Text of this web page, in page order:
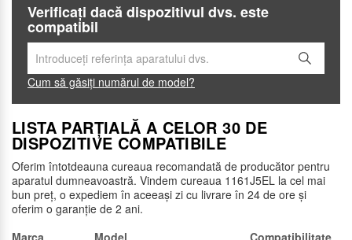
Verificați dacă dispozitivul dvs. este
compatibil
Cum să găsiți numărul de model?
LISTA PARȚIALĂ A CELOR 30 DE
DISPOZITIVE COMPATIBILE
Oferim întotdeauna cureaua recomandată de producător pentru
aparatul dumneavoastră. Vindem cureaua 1161J5EL la cel mai
bun preț, o expediem în aceeași zi cu livrare în 24 de ore și
oferim o garanție de 2 ani.
Marca
Model Compatibilitate